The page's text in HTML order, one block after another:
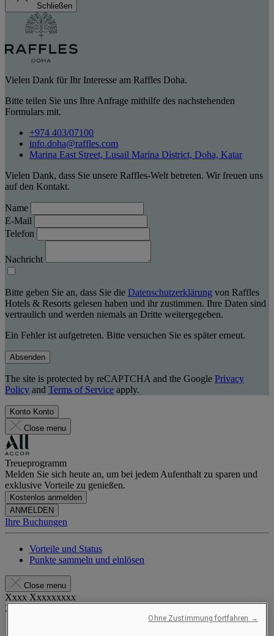
Schließen
Vielen Dank für Ihr Interesse am Raffles Doha.
Bitte teilen Sie uns Ihre Anfrage mithilfe des nachstehenden
Formulars mit.
+974 403/07100
info.doha@raffles.com
Marina East Street, Lusail Marina District, Doha, Katar
Vielen Dank, dass Sie unsere Raffles-Welt betreten. Wir freuen uns
auf den Kontakt.
Name
E-Mail
Telefon
Nachricht
Bitte geben Sie an, dass Sie die Datenschutzerklärung von Raffles
Hotels & Resorts gelesen haben und ihr zustimmen. Ihre Daten sind
vertraulich und werden niemals an Dritte weitergegeben.
Ein Fehler ist aufgetreten. Bitte versuchen Sie es später erneut.
Absenden
The site is protected by reCAPTCHA and the Google Privacy
Policy and Terms of Service apply.
Konto Konto
Close menu
Treueprogramm
Melden Sie sich heute an, um bei jedem Aufenthalt zu sparen und
exklusive Vorteile zu genießen.
Kostenlos anmelden
ANMELDEN
Ihre Buchungen
Vorteile und Status
Punkte sammeln und einlösen
Close menu
Xxxx Xxxxxxxxx
XXXXXX X XXXXXXXX X
Ohne Zustimmung fortfahren →